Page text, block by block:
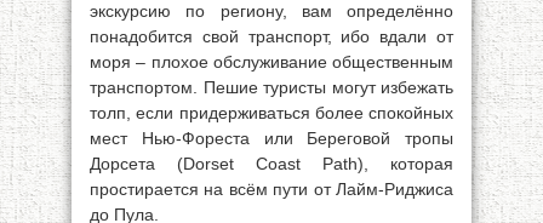
экскурсию по региону, вам определённо
понадобится свой транспорт, ибо вдали от
моря – плохое обслуживание общественным
транспортом. Пешие туристы могут избежать
толп, если придерживаться более спокойных
мест Нью-Фореста или Береговой тропы
Дорсета (Dorset Coast Path), которая
простирается на всём пути от Лайм-Риджиса
до Пула.